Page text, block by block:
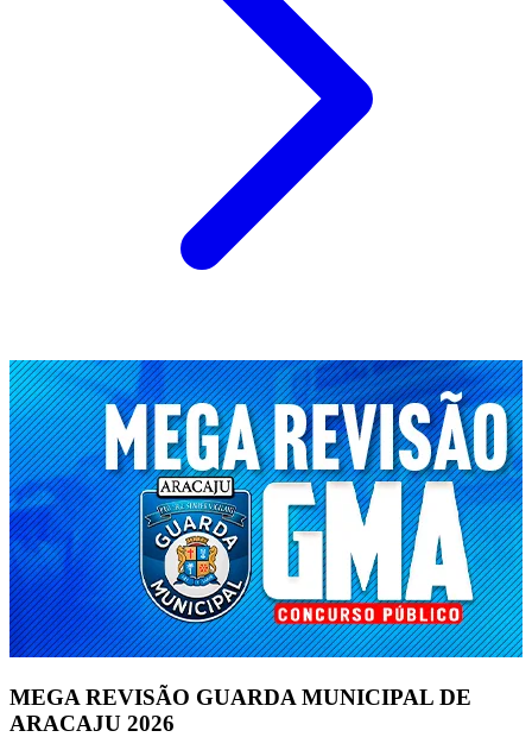
MEGA REVISÃO GUARDA MUNICIPAL DE
ARACAJU 2026